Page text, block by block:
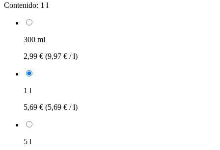
Contenido: 1 l
300 ml
2,99 € (9,97 € / l)
1 l
5,69 € (5,69 € / l)
5 l